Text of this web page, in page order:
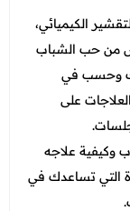
الكيميائي،
من حب الشباب
وحسب في
على
وكيفية علاجه
التي تساعدك في